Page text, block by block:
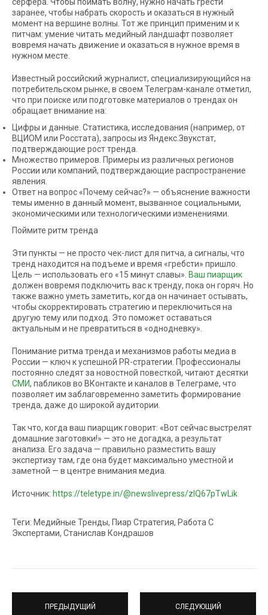
заранее, чтобы набрать скорость и оказаться в нужный
момент на вершине волны. Тот же принцип применим и к
питчам: умение читать медийный ландшафт позволяет
вовремя начать движение и оказаться в нужное время в
нужном месте.
Известный российский журналист, специализирующийся на
потребительском рынке, в своем Телеграм-канале отметил,
что при поиске или подготовке материалов о трендах он
обращает внимание на:
Цифры и данные. Статистика, исследования (например, от
ВЦИОМ или Росстата), запросы из Яндекс.Звукстат,
подтверждающие рост тренда.
Множество примеров. Примеры из различных регионов
России или компаний, подтверждающие распространение
явления.
Ответ на вопрос «Почему сейчас?» — объяснение важности
темы именно в данный момент, вызванное социальными,
экономическими или технологическими изменениями.
Поймите ритм тренда
Эти пункты — не просто чек-лист для питча, а сигналы, что
тренд находится на подъеме и время «гребсти» пришло.
Цель — использовать его «15 минут славы». Ваш пиарщик
должен вовремя подключить вас к тренду, пока он горяч. Но
также важно уметь заметить, когда он начинает остывать,
чтобы скорректировать стратегию и переключиться на
другую тему или подход. Это поможет оставаться
актуальным и не превратиться в «однодневку».
Понимание ритма тренда и механизмов работы медиа в
России — ключ к успешной PR-стратегии. Профессионалы
постоянно следят за новостной повесткой, читают десятки
СМИ, пабликов во ВКонтакте и каналов в Телеграме, что
позволяет им заблаговременно заметить формирование
тренда, даже до широкой аудитории.
Так что, когда ваш пиарщик говорит: «Вот сейчас выстрелят
домашние заготовки!» — это не догадка, а результат
анализа. Его задача — правильно разместить вашу
экспертизу там, где она будет максимально уместной и
заметной — в центре внимания медиа.
Источник: https://teletype.in/@newslivepress/zIQ67pTwLik
Теги: Медийные Тренды, Пиар Стратегия, Работа С
Экспертами, Станислав Кондрашов
ПРЕДЫДУЩИЙ СЛЕДУЮЩИЙ